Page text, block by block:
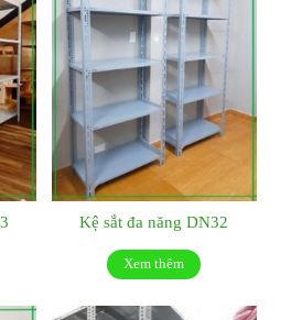
Kệ sắt đa năng DN32
Xem thêm